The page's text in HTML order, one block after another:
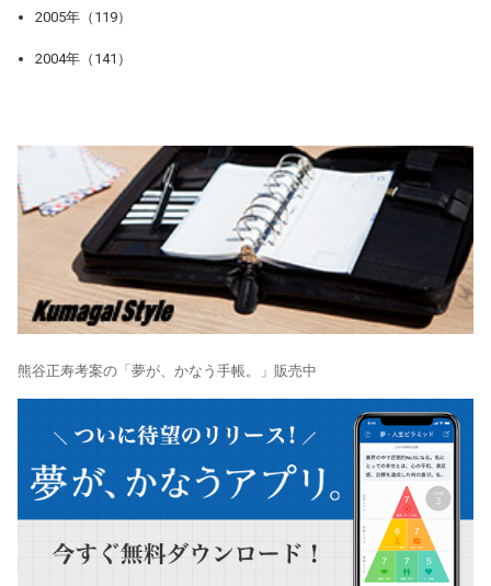
2005年（119）
2004年（141）
熊谷正寿考案の「夢が、かなう手帳。」販売中